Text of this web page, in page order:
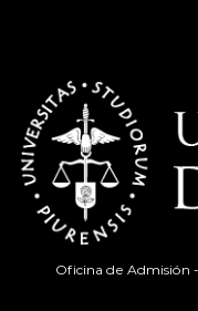
Oficina de Admisión